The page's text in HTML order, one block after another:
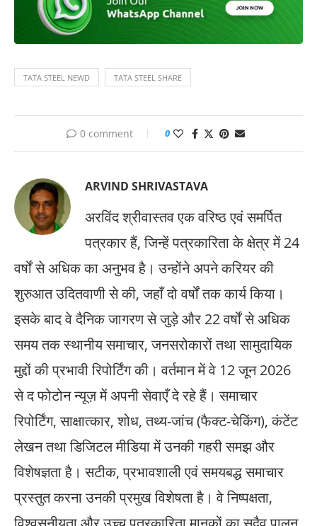
TATA STEEL NEWD TATA STEEL SHARE
0 comment 0
ARVIND SHRIVASTAVA
अरविंद श्रीवास्तव एक वरिष्ठ एवं समर्पित
पत्रकार हैं, जिन्हें पत्रकारिता के क्षेत्र में 24
वर्षों से अधिक का अनुभव है। उन्होंने अपने करियर की
शुरुआत उदितवाणी से की, जहाँ दो वर्षों तक कार्य किया।
इसके बाद वे दैनिक जागरण से जुड़े और 22 वर्षों से अधिक
समय तक स्थानीय समाचार, जनसरोकारों तथा सामुदायिक
मुद्दों की प्रभावी रिपोर्टिंग की। वर्तमान में वे 12 जून 2026
से द फोटोन न्यूज़ में अपनी सेवाएँ दे रहे हैं। समाचार
रिपोर्टिंग, साक्षात्कार, शोध, तथ्य-जांच (फैक्ट-चेकिंग), कंटेंट
लेखन तथा डिजिटल मीडिया में उनकी गहरी समझ और
विशेषज्ञता है। सटीक, प्रभावशाली एवं समयबद्ध समाचार
प्रस्तुत करना उनकी प्रमुख विशेषता है। वे निष्पक्षता,